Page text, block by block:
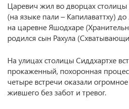
Царевич жил во дворцах столицы
(на языке пали – Капилаваттху)
на царевне Яшодхаре
родился сын Рахула
На улицах столицы Сиддхартхе
прокаженный, похоронная
четыре встречи оказали
жившего без забот и тревог.